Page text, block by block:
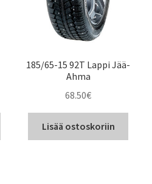
185/65-15 92T Lappi Jää-
Ahma
68.50€
Lisää ostoskoriin